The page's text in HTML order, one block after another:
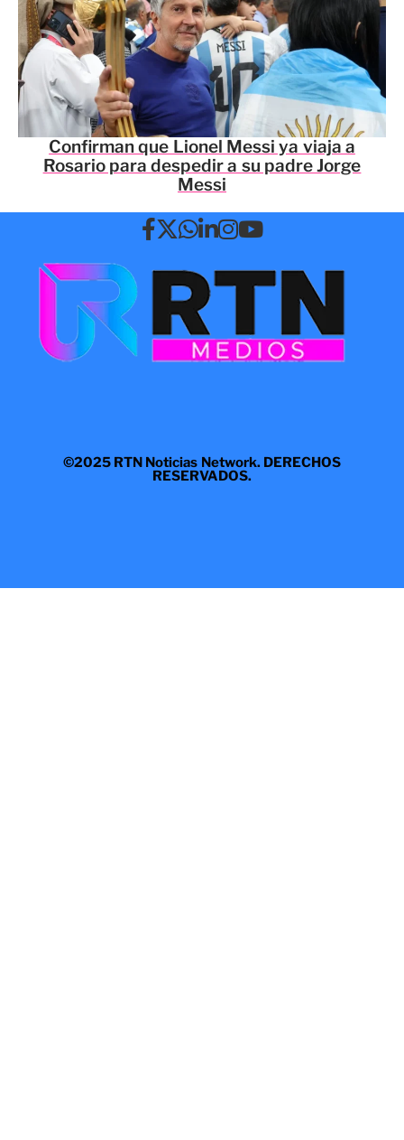
Confirman que Lionel Messi ya viaja a
Rosario para despedir a su padre Jorge
Messi
©2025 RTN Noticias Network. DERECHOS
RESERVADOS.